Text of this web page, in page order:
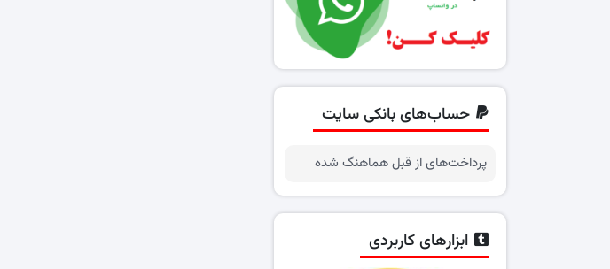
حساب‌های بانکی سایت
پرداخت‌های از قبل هماهنگ شده
ابزارهای کاربردی